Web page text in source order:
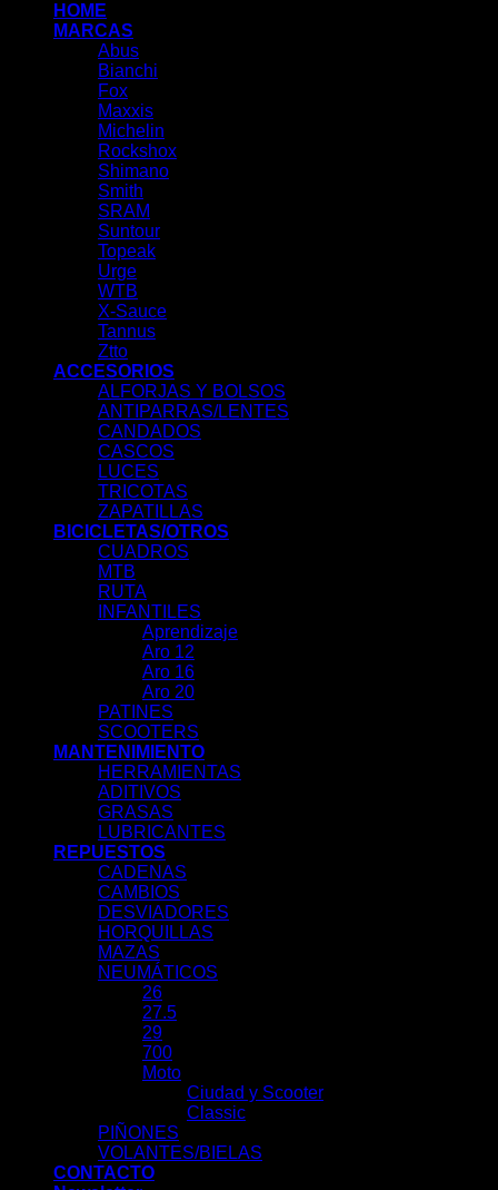
HOME
MARCAS
Abus
Bianchi
Fox
Maxxis
Michelin
Rockshox
Shimano
Smith
SRAM
Suntour
Topeak
Urge
WTB
X-Sauce
Tannus
Ztto
ACCESORIOS
ALFORJAS Y BOLSOS
ANTIPARRAS/LENTES
CANDADOS
CASCOS
LUCES
TRICOTAS
ZAPATILLAS
BICICLETAS/OTROS
CUADROS
MTB
RUTA
INFANTILES
Aprendizaje
Aro 12
Aro 16
Aro 20
PATINES
SCOOTERS
MANTENIMIENTO
HERRAMIENTAS
ADITIVOS
GRASAS
LUBRICANTES
REPUESTOS
CADENAS
CAMBIOS
DESVIADORES
HORQUILLAS
MAZAS
NEUMÁTICOS
26
27.5
29
700
Moto
Ciudad y Scooter
Classic
PIÑONES
VOLANTES/BIELAS
CONTACTO